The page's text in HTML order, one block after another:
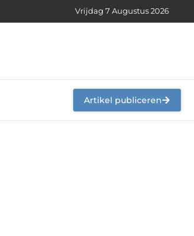
Vrijdag 7 Augustus 2026
Artikel publiceren